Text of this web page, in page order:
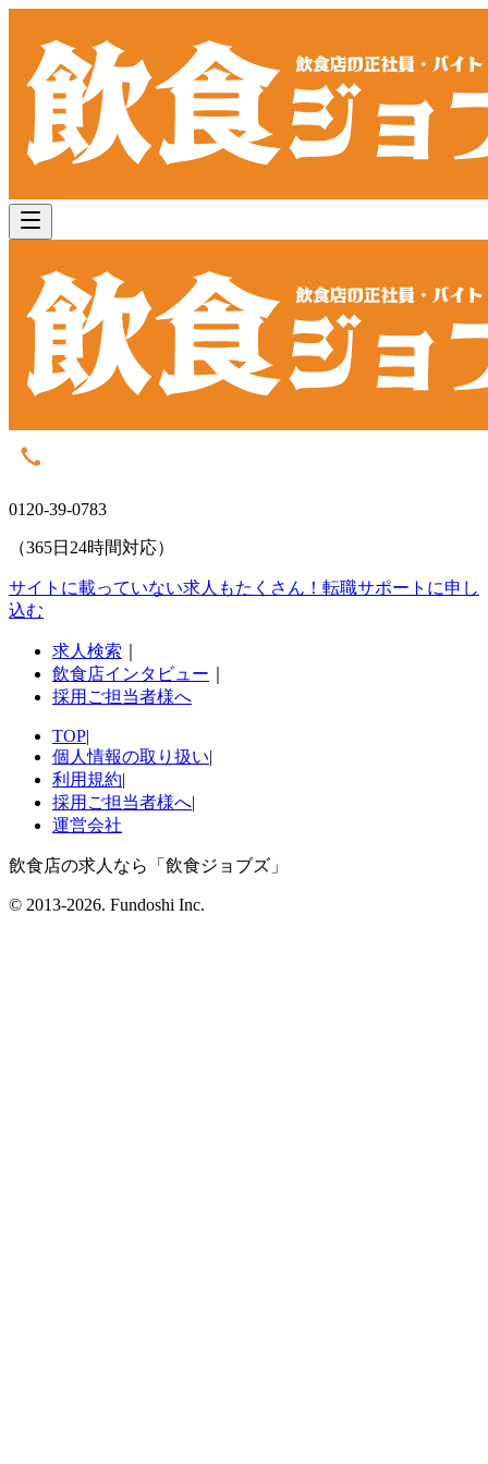
0120-39-0783
（365日24時間対応）
サイトに載っていない求人もたくさん！ 転職サポートに申し
込む
求人検索
飲食店インタビュー
採用ご担当者様へ
TOP|
個人情報の取り扱い|
利用規約|
採用ご担当者様へ|
運営会社
飲食店の求人なら「飲食ジョブズ」
© 2013-2026. Fundoshi Inc.